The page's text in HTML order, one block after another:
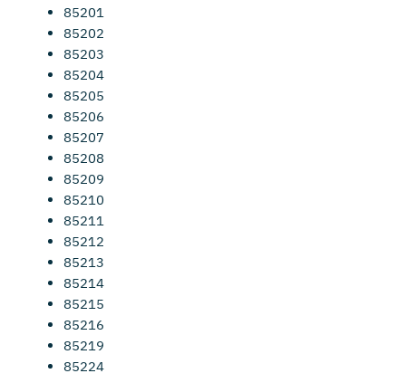
85201
85202
85203
85204
85205
85206
85207
85208
85209
85210
85211
85212
85213
85214
85215
85216
85219
85224